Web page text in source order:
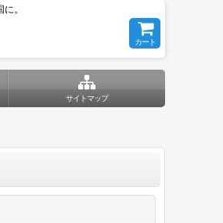
。
カート
サイトマップ